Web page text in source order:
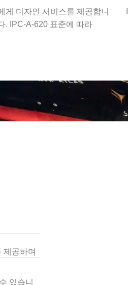
게 디자인 서비스를 제공합니
. IPC-A-620 표준에 따라
제공하며
있습니